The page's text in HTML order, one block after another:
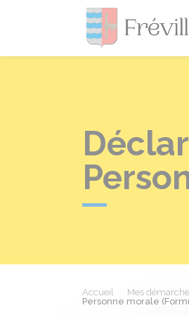
Accueil Mes
Personne morale